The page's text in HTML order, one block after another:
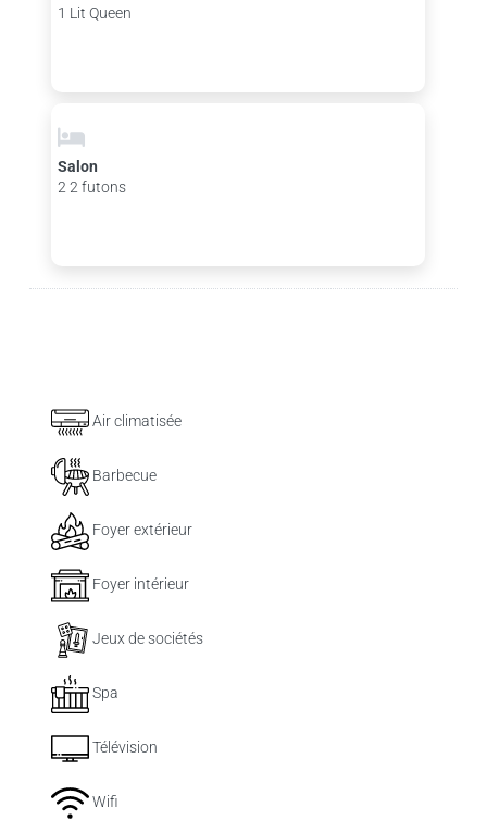
1 Lit Queen
Salon
2 2 futons
Air climatisée
Barbecue
Foyer extérieur
Foyer intérieur
Jeux de sociétés
Spa
Télévision
Wifi